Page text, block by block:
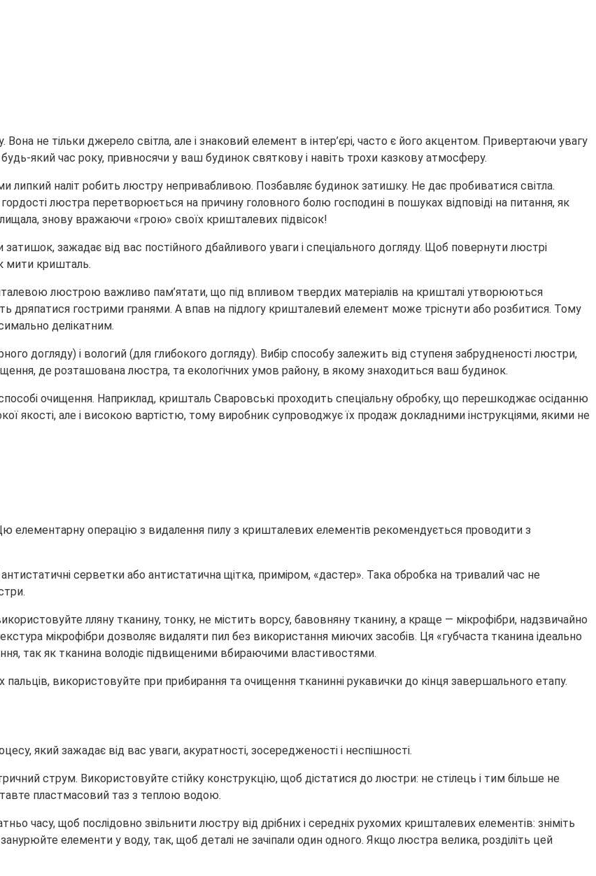
не тільки джерело світла, але і знаковий елемент в інтер’єрі, часто є його акцентом. Привертаючи увагу
який час року, привносячи у ваш будинок святкову і навіть трохи казкову атмосферу.
липкий наліт робить люстру непривабливою. Позбавляє будинок затишку. Не дає пробиватися світла.
люстра перетворюється на причину головного болю господині в пошуках відповіді на питання, як
знову вражаючи «грою» своїх кришталевих підвісок!
зажадає від вас постійного дбайливого уваги і спеціального догляду. Щоб повернути люстрі
мити кришталь.
люстрою важливо пам’ятати, що під впливом твердих матеріалів на кришталі утворюються
дряпатися гострими гранями. А впав на підлогу кришталевий елемент може тріснути або розбитися. Тому
делікатним.
догляду) і вологий (для глибокого догляду). Вибір способу залежить від ступеня забрудненості люстри,
де розташована люстра, та екологічних умов району, в якому знаходиться ваш будинок.
очищення. Наприклад, кришталь Сваровські проходить спеціальну обробку, що перешкоджає осіданню
якості, але і високою вартістю, тому виробник супроводжує їх продаж докладними інструкціями, якими не
елементарну операцію з видалення пилу з кришталевих елементів рекомендується проводити з
серветки або антистатична щітка, приміром, «дастер». Така обробка на тривалий час не
лляну тканину, тонку, не містить ворсу, бавовняну тканину, а краще — мікрофібри, надзвичайно
мікрофібри дозволяє видаляти пил без використання миючих засобів. Ця «губчаста тканина ідеально
так як тканина володіє підвищеними вбираючими властивостями.
використовуйте при прибирання та очищення тканинні рукавички до кінця завершального етапу.
який зажадає від вас уваги, акуратності, зосередженості і неспішності.
струм. Використовуйте стійку конструкцію, щоб дістатися до люстри: не стілець і тим більше не
пластмасовий таз з теплою водою.
часу, щоб послідовно звільнити люстру від дрібних і середніх рухомих кришталевих елементів: зніміть
занурюйте елементи у воду, так, щоб деталі не зачіпали один одного. Якщо люстра велика, розділіть цей